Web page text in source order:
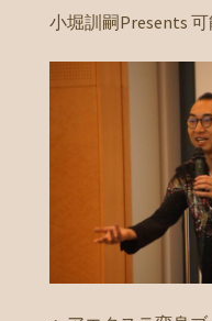
小堀訓嗣Presents